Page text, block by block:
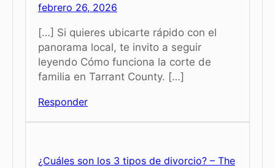
febrero 26, 2026
[…] Si quieres ubicarte rápido con el
panorama local, te invito a seguir
leyendo Cómo funciona la corte de
familia en Tarrant County. […]
Responder
¿Cuáles son los 3 tipos de divorcio? – The